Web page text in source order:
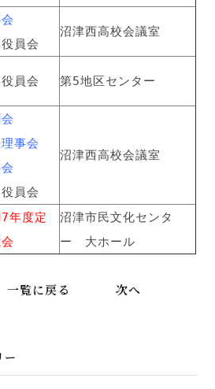
員会
沼津西高校会議室
員会 第5地区センター
事会
員会
沼津西高校会議室
年度定
沼津市民文化センタ
ー 大ホール
一覧に戻る 次へ
ー